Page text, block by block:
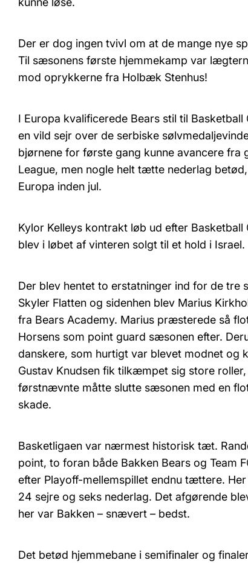
Der er dog ingen tvivl om at de mange nye
Til sæsonens første hjemmekamp var
mod oprykkerne fra Holbæk Stenhus!
I Europa kvalificerede Bears stil til
en vild sejr over de serbiske
bjørnene for første gang kunne avancere fra
League, men nogle helt tætte nederlag
Europa inden jul.
Kylor Kelleys kontrakt løb ud efter
blev i løbet af vinteren solgt til et hold i Israel.
Der blev hentet to erstatninger ind for de tre
Skyler Flatten og sidenhen blev Marius
fra Bears Academy. Marius præsterede så
Horsens som point guard sæsonen efter.
danskere, som hurtigt var blevet modnet og
Gustav Knudsen fik tilkæmpet sig store
førstnævnte måtte slutte sæsonen med en
skade.
Basketligaen var nærmest historisk tæt.
point, to foran både Bakken Bears og Team
efter Playoff-mellemspillet endnu tættere.
24 sejre og seks nederlag. Det afgørende
her var Bakken – snævert – bedst.
Det betød hjemmebane i semifinaler og